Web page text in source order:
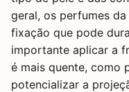
geral, os perfumes
fixação que pode
importante aplicar a
é mais quente, como
potencializar a